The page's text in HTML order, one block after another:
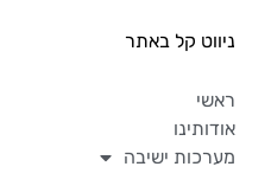
ניווט קל באתר
ראשי
אודותינו
מערכות ישיבה